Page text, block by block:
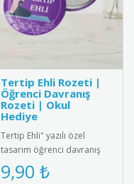
Tertip Ehli Rozeti |
Öğrenci Davranış
Rozeti | Okul
Hediye
Tertip Ehli" yazılı özel
tasarım öğrenci davranış
rozeti. Örnek öğrencileri
ödüllendirmek için ideal..
9,90 ₺